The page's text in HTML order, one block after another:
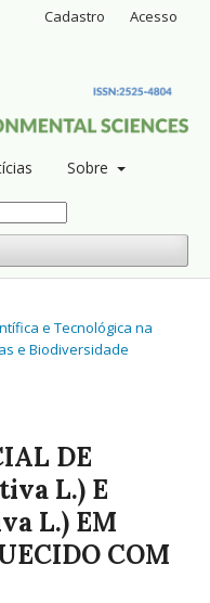
Sobre
Cadastro Acesso
e Tecnológica na
e Biodiversidade
DE
L.) E
L.) EM
COM